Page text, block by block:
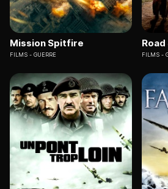
Mission Spitfire
FILMS GUERRE
Road
FILMS